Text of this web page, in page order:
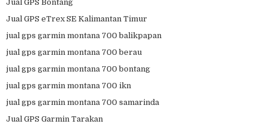
Jual GPS Bontang
Jual GPS eTrex SE Kalimantan Timur
jual gps garmin montana 700 balikpapan
jual gps garmin montana 700 berau
jual gps garmin montana 700 bontang
jual gps garmin montana 700 ikn
jual gps garmin montana 700 samarinda
Jual GPS Garmin Tarakan